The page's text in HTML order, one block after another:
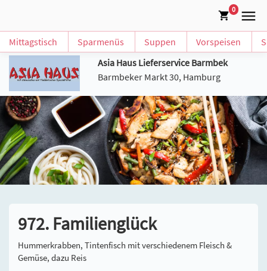
0
Mittagstisch Sparmenüs Suppen Vorspeisen
Asia Haus Lieferservice Barmbek
Barmbeker Markt 30, Hamburg
972. Familienglück
Hummerkrabben, Tintenfisch mit verschiedenem Fleisch &
Gemüse, dazu Reis